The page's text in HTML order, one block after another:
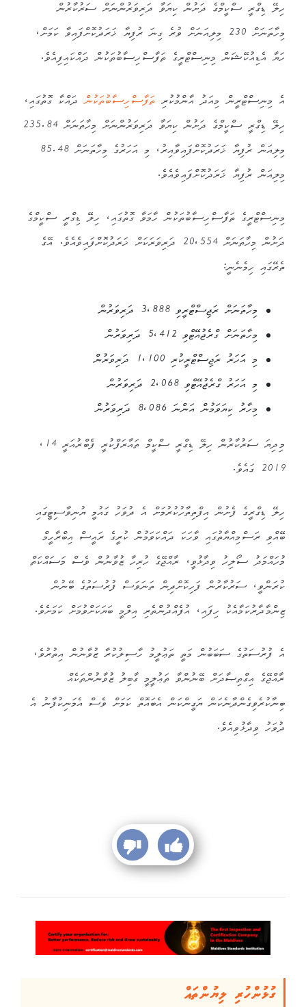
ހިލޭ ޑިގްރީ ސްކީމްގެ ދަށުން ކިޔަވާ ދަރިވަރުންނަށް ސަރުކާރުން
މިހާތަނަށް 230 މިލިއަނަށް ވުރެ ގިނަ ރުފިޔާ ޚަރަދުކޮށްފައިވާ ކަމަށް،
ހަޔާ އެޑިއުކޭޝަން މިނިސްޓްރީގެ ތަފާސްހިސާބުތަކުން ދައްކައިފިއެވެ.
އެ މިނިސްޓްރީން މިއަދު އާންމުކުރި ތަފާސްހިސާބުތަކުންދައްކާ ގޮތުގައި،
ހިލޭ ޑިގްރީ ސްކީމްގެ ދަށުން ކިޔަވާ ދަރިވަރުންނަށް މިހާތަނަށް 235.84
މިލިއަން ރުފިޔާ ޚަރަދުކޮށްފައިވާއިރު، މި އަހަރުގެ މިހާތަނަށް 85.48
މިލިއަން ރުފިޔާ ޚަރަދުކޮށްފައިވެއެވެ.
މިނިސްޓްރީގެ ތަފާސްހިސާބުތަކުން ހާމަވާ ގޮތުގައި، ހިލޭ ޑިގްރީ ސްކީމްގެ
ދަށުން މިހާތަނަށް 20،554 ދަރިވަރަކަށް ޚަރަދުކޮށްފައިވެއެވެ. އޭގެ
ތެރޭގައި ހިމެނެނީ:
މިހާތަނަށް ރަޖިސްޓްރީވި 3،888 ދަރިވަރުން
މިހާތަނަށް ގްރެޖުއޭޓްވި 5،412 ދަރިވަރުން
މި އަަހަރު ރަޖިސްޓްރީކުރި 1،100 ދަރިވަރުން
މި އަހަރު ގްރެޖުއޭޓްވި 2،068 ދަރިވަރުން
މިހާރު ކިޔަވަމުން އަންނަ 8،086 ދަރިވަރުން
މިދިޔަ ސަރުކާރުން ހިލޭ ޑިގްރީ ސްކީމް ތައާރަފްކުރީ ފެބްރުއަރީ 14،
2019 ގައެވެ.
ހިލޭ ޑިގްރީގެ ފެށުން އިފްތިތާހުކުރުމަށް އެ ދުވަހު ގައުމީ ޔުނިވާސިޓީގައި
ބޭއްވި ރަސްމިއްޔާތުގައި ވާހަކަ ދައްކަވަމުން ކުރީގެ ރައީސް އިބްރާހީމް
މުހައްމަދު ސޯލިހު ވިދާޅުވީ، ރާއްޖޭގެ ހުރިހާ ޒުވާނުން ވެސް މަސައްކަތް
ކުރަންވީ، ސަރުކާރުން ފަހިކޮށްދިން ތަނަވަސް ފުރުސަތުގެ ބޭނުން
ޒިންމާދާރުކަމާއެކު ހިފައި، އުފެއްދުންތެރި އިލްމީ ބަޔަކަށްވުމަށް ކަމަށެވެ.
އެ ފުރުސަތުގެ ސަބަބުން މަތީ ތަޢުލީމު ހާސިލުކުރާ ޒުވާނުން އިތުރުވެ،
ރާއްޖޭގެ އިގްތިޞާދަށް ބޭނުންވާ ތަޢުލީމީ ގާބިލު ޒުވާނުންތަކެއް
ބިނާކުރެވިގެންދާނެކަން ޔަގީންކަން އެބައޮތް ކަމަށް ވެސް އެމަނިކުފާނު އެ
ދުވަހު ވިދާޅުވިއެވެ.
ގުޅުންހުރި ލިޔުންތައް